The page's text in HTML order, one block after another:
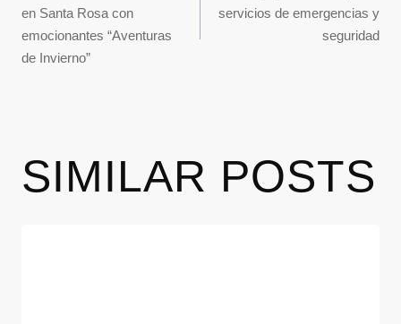
en Santa Rosa con
emocionantes “Aventuras
de Invierno”
servicios de emergencias y
seguridad
SIMILAR POSTS